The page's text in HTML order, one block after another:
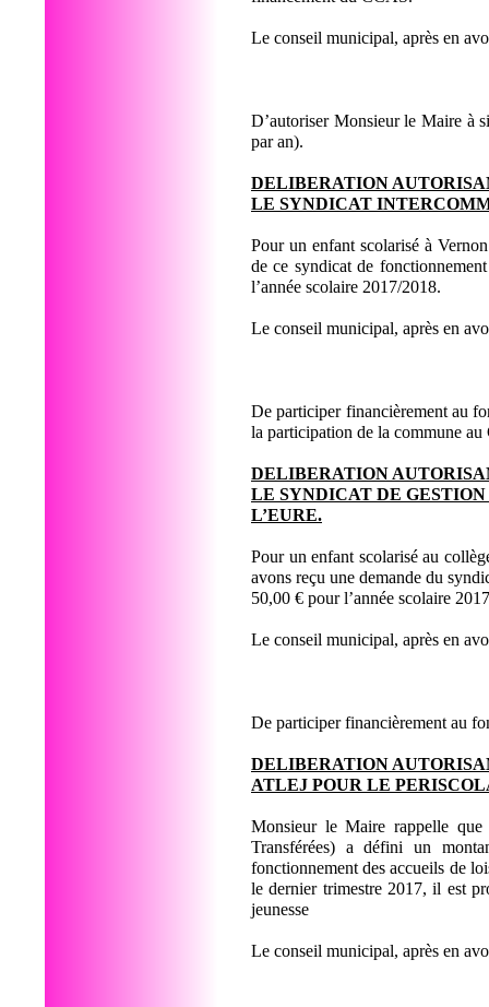
Le conseil municipal, après en
D’autoriser Monsieur le Maire à
par an).
DELIBERATION
LE SYNDICAT
Pour un enfant scolarisé à
de ce syndicat de
l’année scolaire 2017/2018.
Le conseil municipal, après en
De participer financièrement au
la participation de la commune
DELIBERATION
LE SYNDICAT DE
L’EURE.
Pour un enfant scolarisé au
avons reçu une demande du
50,00 € pour l’année scolaire
Le conseil municipal, après en
De participer financièrement au
DELIBERATION
ATLEJ POUR LE
Monsieur le Maire rappelle
Transférées) a défini un
fonctionnement des accueils de
le dernier trimestre 2017, il est
jeunesse
Le conseil municipal, après en